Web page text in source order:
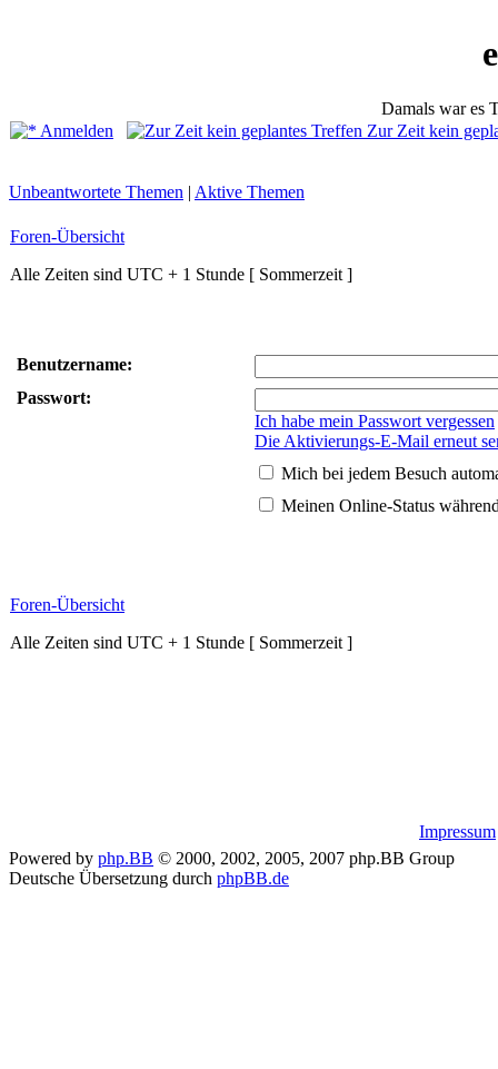
Damals war es
Anmelden
Zur Zeit kein
Unbeantwortete Themen | Aktive Themen
Foren-Übersicht
Alle Zeiten sind UTC + 1 Stunde [ Sommerzeit ]
Benutzername:
Passwort:
Ich habe mein Passwort vergessen
Die Aktivierungs-E-Mail erneut
Mich bei jedem Besuch
Meinen Online-Status
Foren-Übersicht
Alle Zeiten sind UTC + 1 Stunde [ Sommerzeit ]
Impressum
Powered by php.BB © 2000, 2002, 2005, 2007 php.BB Group
Deutsche Übersetzung durch phpBB.de